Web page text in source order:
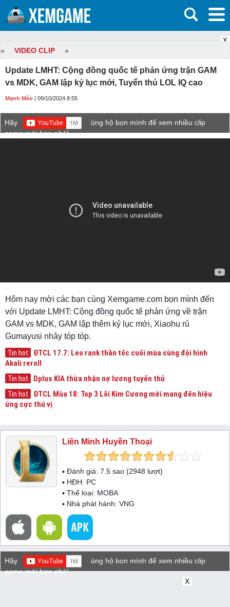
X
» VIDEO CLIP »
Update LMHT: Cộng đồng quốc tế phản ứng trận GAM
vs MDK, GAM lập kỷ lục mới, Tuyển thủ LOL IQ cao
Mạnh Mèo | 09/10/2024 8:55
Hãy
ủng hộ bọn mình để xem nhiều clip
game mới hơn nhé!
Hôm nay mời các bạn cùng Xemgame.com bọn mình đến
với Update LMHT: Cộng đồng quốc tế phản ứng về trận
GAM vs MDK, GAM lập thêm kỷ lục mới, Xiaohu rủ
Gumayusi nhảy tóp tóp.
Tin hot
ĐTCL 17.7: Leo rank thần tốc cuối mùa cùng đội hình
Akali reroll
Tin hot Dplus KIA thừa nhận nợ lương tuyển thủ
Tin hot
ĐTCL Mùa 18: Top 3 Lõi Kim Cương mới mang đến hiệu
ứng cực thú vị
Liên Minh Huyền Thoại
▪ Đánh giá: 7.5 sao (2948 lượt)
▪ HĐH: PC
▪ Thể loại: MOBA
▪ Nhà phát hành: VNG
Hãy
ủng hộ bọn mình để xem nhiều clip
game mới hơn nhé!
X